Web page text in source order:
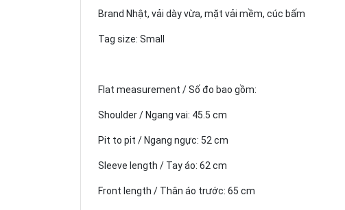
Brand Nhật, vải dày vừa, mặt vải mềm, cúc bấm
Tag size: Small
Flat measurement / Số đo bao gồm:
Shoulder / Ngang vai: 45.5 cm
Pit to pit / Ngang ngực: 52 cm
Sleeve length / Tay áo: 62 cm
Front length / Thân áo trước: 65 cm